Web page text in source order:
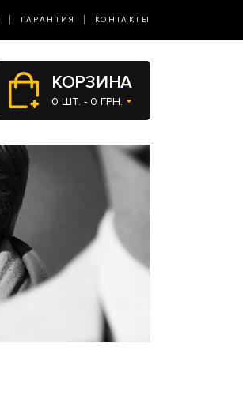
ГАРАНТИЯ КОНТАКТЫ
КОРЗИНА
0 ШТ. - 0 ГРН.